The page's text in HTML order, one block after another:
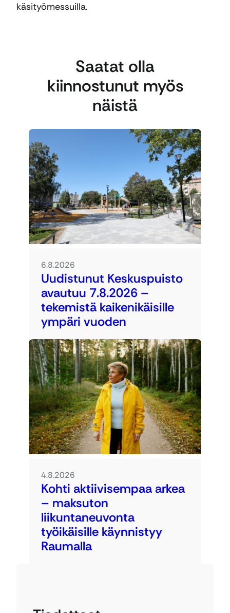
käsityömessuilla.
Saatat olla
kiinnostunut myös
näistä
6.8.2026
Uudistunut Keskuspuisto
avautuu 7.8.2026 –
tekemistä kaikenikäisille
ympäri vuoden
4.8.2026
Kohti aktiivisempaa arkea
– maksuton
liikuntaneuvonta
työikäisille käynnistyy
Raumalla